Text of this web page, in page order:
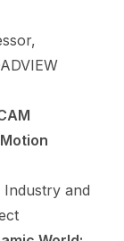
Industry and